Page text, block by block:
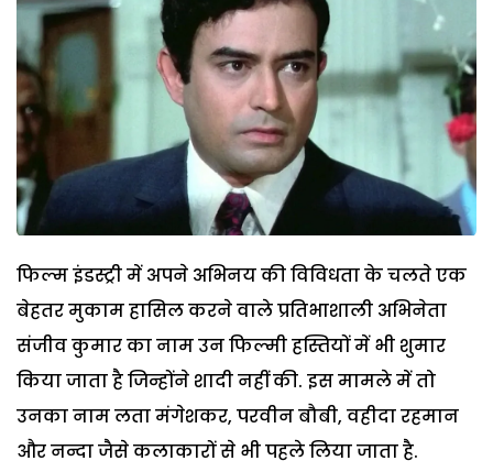
फिल्म इंडस्ट्री में अपने अभिनय की विविधता के चलते एक
बेहतर मुकाम हासिल करने वाले प्रतिभाशाली अभिनेता
संजीव कुमार का नाम उन फिल्मी हस्तियों में भी शुमार
किया जाता है जिन्होंने शादी नहीं की. इस मामले में तो
उनका नाम लता मंगेशकर, परवीन बौबी, वहीदा रहमान
और नन्दा जैसे कलाकारों से भी पहले लिया जाता है.